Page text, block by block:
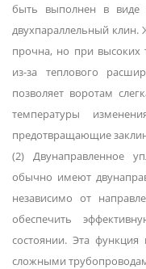
быть выполнен в виде
двухпараллельный клин.
прочна, но при высоких
из-за теплового
позволяет воротам
температуры
предотвращающие
(2) Двунаправленное
обычно имеют
независимо от
обеспечить
состоянии. Эта
сложными